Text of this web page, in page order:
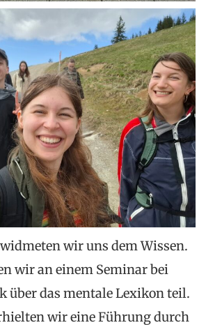
wir uns dem Wissen.
wir an einem Seminar bei
über das mentale Lexikon teil.
wir eine Führung durch